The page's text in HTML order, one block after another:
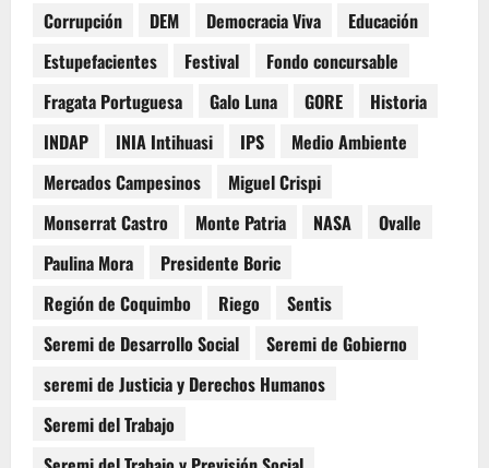
Corrupción
DEM Democracia Viva
Educación
Estupefacientes
Festival
Fondo concursable
Fragata Portuguesa
Galo Luna GORE
Historia
INDAP
INIA Intihuasi IPS
Medio Ambiente
Mercados Campesinos
Miguel Crispi
Monserrat Castro
Monte Patria NASA
Ovalle
Paulina Mora
Presidente Boric
Región de Coquimbo
Riego
Sentis
Seremi de Desarrollo Social
Seremi de Gobierno
seremi de Justicia y Derechos Humanos
Seremi del Trabajo